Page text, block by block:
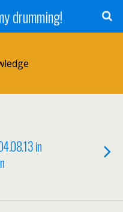
drumming!
in